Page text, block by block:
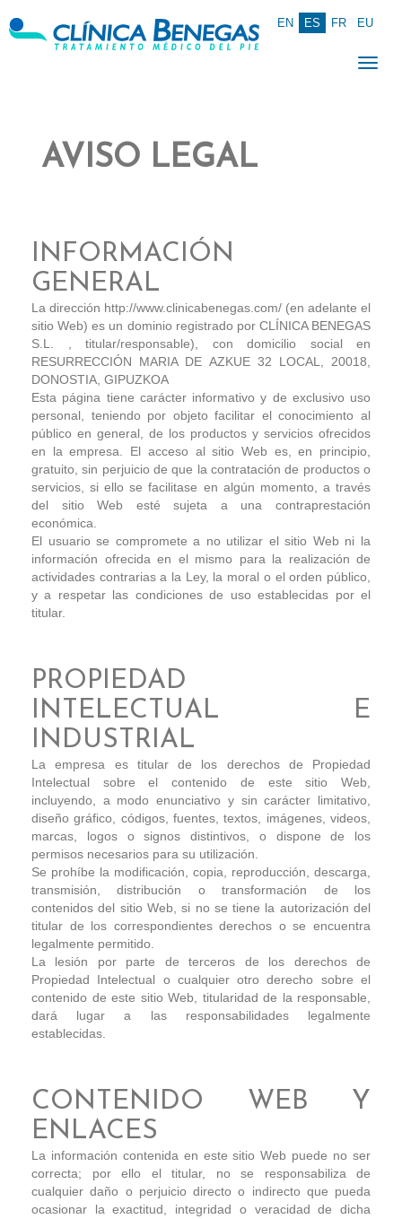
EN ES FR EU
AVISO LEGAL
INFORMACIÓN
GENERAL
La dirección http://www.clinicabenegas.com/ (en adelante el
sitio Web) es un dominio registrado por CLÍNICA BENEGAS
S.L. , titular/responsable), con domicilio social en
RESURRECCIÓN MARIA DE AZKUE 32 LOCAL, 20018,
DONOSTIA, GIPUZKOA
Esta página tiene carácter informativo y de exclusivo uso
personal, teniendo por objeto facilitar el conocimiento al
público en general, de los productos y servicios ofrecidos
en la empresa. El acceso al sitio Web es, en principio,
gratuito, sin perjuicio de que la contratación de productos o
servicios, si ello se facilitase en algún momento, a través
del sitio Web esté sujeta a una contraprestación
económica.
El usuario se compromete a no utilizar el sitio Web ni la
información ofrecida en el mismo para la realización de
actividades contrarias a la Ley, la moral o el orden público,
y a respetar las condiciones de uso establecidas por el
titular.
PROPIEDAD
INTELECTUAL E
INDUSTRIAL
La empresa es titular de los derechos de Propiedad
Intelectual sobre el contenido de este sitio Web,
incluyendo, a modo enunciativo y sin carácter limitativo,
diseño gráfico, códigos, fuentes, textos, imágenes, videos,
marcas, logos o signos distintivos, o dispone de los
permisos necesarios para su utilización.
Se prohíbe la modificación, copia, reproducción, descarga,
transmisión, distribución o transformación de los
contenidos del sitio Web, si no se tiene la autorización del
titular de los correspondientes derechos o se encuentra
legalmente permitido.
La lesión por parte de terceros de los derechos de
Propiedad Intelectual o cualquier otro derecho sobre el
contenido de este sitio Web, titularidad de la responsable,
dará lugar a las responsabilidades legalmente
establecidas.
CONTENIDO WEB Y
ENLACES
La información contenida en este sitio Web puede no ser
correcta; por ello el titular, no se responsabiliza de
cualquier daño o perjuicio directo o indirecto que pueda
ocasionar la exactitud, integridad o veracidad de dicha